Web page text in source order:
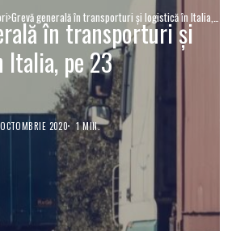
Grevă generală în transporturi și logistică în Italia,
pe 23 Octombrieîn transporturi și
pe 23
2020 1 MIN.